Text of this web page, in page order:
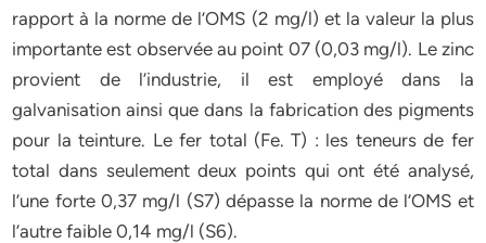
rapport à la norme de l’OMS (2 mg/l) et la valeur la plus
importante est observée au point 07 (0,03 mg/l). Le zinc
provient de l’industrie, il est employé dans la
galvanisation ainsi que dans la fabrication des pigments
pour la teinture. Le fer total (Fe. T) : les teneurs de fer
total dans seulement deux points qui ont été analysé,
l’une forte 0,37 mg/l (S7) dépasse la norme de l’OMS et
l’autre faible 0,14 mg/l (S6).